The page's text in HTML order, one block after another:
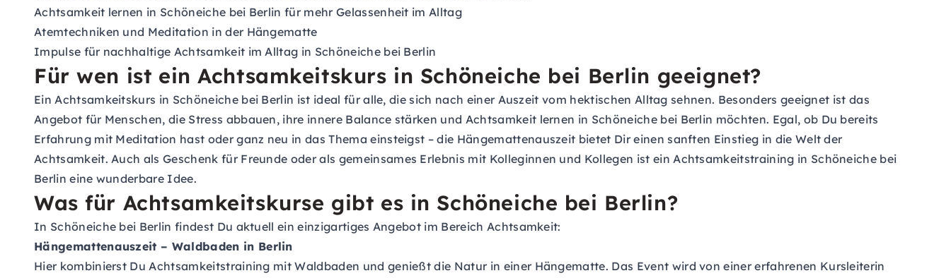
Achtsamkeit lernen in Schöneiche bei Berlin für mehr Gelassenheit im Alltag
Atemtechniken und Meditation in der Hängematte
Impulse für nachhaltige Achtsamkeit im Alltag in Schöneiche bei Berlin
Für wen ist ein Achtsamkeitskurs in Schöneiche bei Berlin geeignet?
Ein Achtsamkeitskurs in Schöneiche bei Berlin ist ideal für alle, die sich nach einer Auszeit vom hektischen Alltag sehnen. Besonders geeignet ist das
Angebot für Menschen, die Stress abbauen, ihre innere Balance stärken und Achtsamkeit lernen in Schöneiche bei Berlin möchten. Egal, ob Du bereits
Erfahrung mit Meditation hast oder ganz neu in das Thema einsteigst – die Hängemattenauszeit bietet Dir einen sanften Einstieg in die Welt der
Achtsamkeit. Auch als Geschenk für Freunde oder als gemeinsames Erlebnis mit Kolleginnen und Kollegen ist ein Achtsamkeitstraining in Schöneiche bei
Berlin eine wunderbare Idee.
Was für Achtsamkeitskurse gibt es in Schöneiche bei Berlin?
In Schöneiche bei Berlin findest Du aktuell ein einzigartiges Angebot im Bereich Achtsamkeit:
Hängemattenauszeit – Waldbaden in Berlin
Hier kombinierst Du Achtsamkeitstraining mit Waldbaden und genießt die Natur in einer Hängematte. Das Event wird von einer erfahrenen Kursleiterin